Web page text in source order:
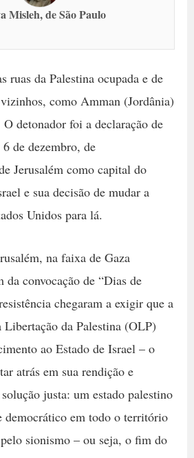
Misleh, de São Paulo
ruas da Palestina ocupada e de
como Amman (Jordânia)
detonador foi a declaração de
de dezembro, de
Jerusalém como capital do
e sua decisão de mudar a
Unidos para lá.
na faixa de Gaza
da convocação de “Dias de
chegaram a exigir que a
Libertação da Palestina (OLP)
ao Estado de Israel – o
atrás em sua rendição e
justa: um estado palestino
em todo o território
sionismo – ou seja, o fim do